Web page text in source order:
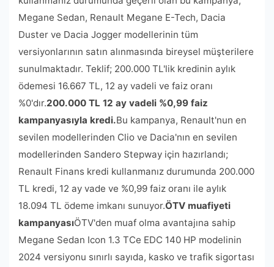
Megane Sedan, Renault Megane E-Tech, Dacia
Duster ve Dacia Jogger modellerinin tüm
versiyonlarının satın alınmasında bireysel müşterilere
sunulmaktadır. Teklif; 200.000 TL'lik kredinin aylık
ödemesi 16.667 TL, 12 ay vadeli ve faiz oranı
%0'dır.200.000 TL 12 ay vadeli %0,99 faiz
kampanyasıyla kredi.Bu kampanya, Renault'nun en
sevilen modellerinden Clio ve Dacia'nın en sevilen
modellerinden Sandero Stepway için hazırlandı;
Renault Finans kredi kullanmanız durumunda 200.000
TL kredi, 12 ay vade ve %0,99 faiz oranı ile aylık
18.094 TL ödeme imkanı sunuyor.ÖTV muafiyeti
kampanyasıÖTV'den muaf olma avantajına sahip
Megane Sedan Icon 1.3 TCe EDC 140 HP modelinin
2024 versiyonu sınırlı sayıda, kasko ve trafik sigortası